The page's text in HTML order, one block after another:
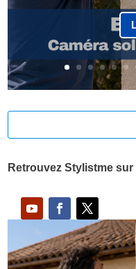
Retrouvez Stylistme